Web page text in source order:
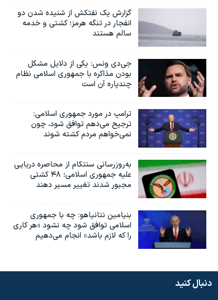
گزارش یک نفتکش از شنیده شدن دو
انفجار در تنگه هرمز؛ کشتی و خدمه
سالم هستند
جی‌دی ونس: یکی از دلایل مشکل
بودن مذاکره با جمهوری اسلامی نظام
چندپاره آن است
ترامپ در مورد جمهوری اسلامی:
ترجیح می‌دهم توافق شود، چون
نمی‌خواهم مردم کشته شوند
به‌روزرسانی سنتکام از محاصره دریایی
علیه جمهوری اسلامی؛ ۴۸ کشتی
مجبور شدند تغییر مسیر دهند
بنیامین نتانیاهو: چه با جمهوری
اسلامی توافق شود چه نشود «هر کاری
را که لازم باشد» انجام می‌دهیم
دنبال کنید